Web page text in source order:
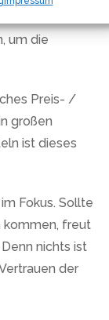
um die
Preis- /
großen
ist dieses
Fokus. Sollte
kommen, freut
nichts ist
der